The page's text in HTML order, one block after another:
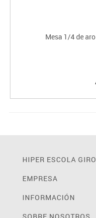
Mesa 1/4 de
HIPER ESCOLA
EMPRESA
INFORMACIÓN